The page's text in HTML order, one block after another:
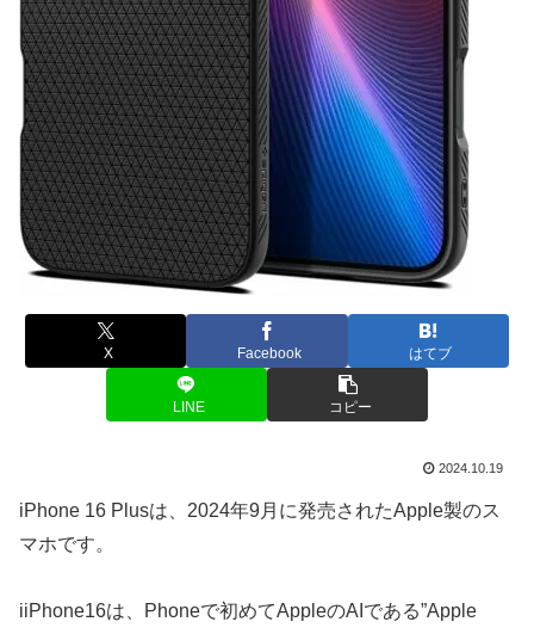
X Facebook はてブ
LINE コピー
2024.10.19
iPhone 16 Plusは、2024年9月に発売されたApple製のス
マホです。
iiPhone16は、Phoneで初めてAppleのAIである”Apple